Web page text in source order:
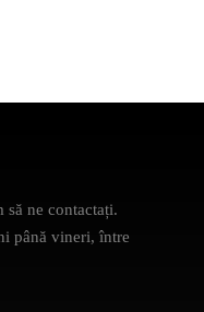
să ne contactați.
până vineri, între